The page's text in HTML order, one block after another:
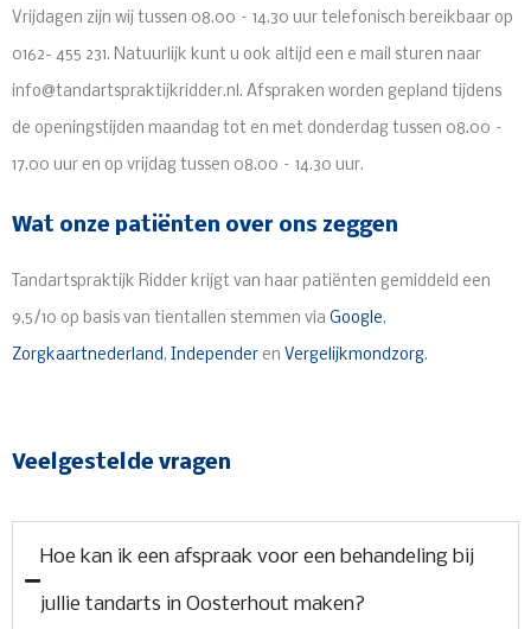
Vrijdagen zijn wij tussen 08.00 – 14.30 uur telefonisch bereikbaar op
0162- 455 231. Natuurlijk kunt u ook altijd een e mail sturen naar
info@tandartspraktijkridder.nl . Afspraken worden gepland tijdens
de openingstijden maandag tot en met donderdag tussen 08.00 –
17.00 uur en op vrijdag tussen 08.00 – 14.30 uur.
Wat onze patiënten over ons zeggen
Tandartspraktijk Ridder krijgt van haar patiënten gemiddeld een
9,5/10 op basis van tientallen stemmen via Google,
Zorgkaartnederland , Independer en Vergelijkmondzorg.
Veelgestelde vragen
Hoe kan ik een afspraak voor een behandeling bij
jullie tandarts in Oosterhout maken?